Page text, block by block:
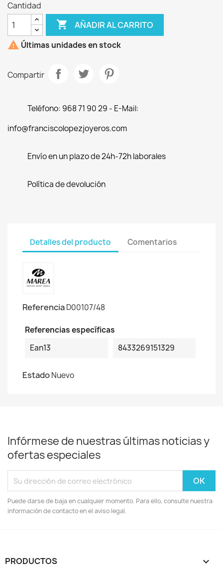
Cantidad
 AÑADIR AL CARRITO
 Últimas unidades en stock
Compartir
Teléfono: 968 71 90 29 - E-Mail:
info@franciscolopezjoyeros.com
Envío en un plazo de 24h-72h laborales
Política de devolución
Detalles del producto Comentarios
ReferenciaD00107/48
Referencias específicas
Ean13
8433269151329
EstadoNuevo
Infórmese de nuestras últimas noticias y
ofertas especiales
Puede darse de baja en cualquier momento. Para ello, consulte nuestra
información de contacto en el aviso legal.
PRODUCTOS 